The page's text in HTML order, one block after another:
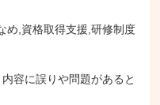
め,資格取得支援,研修制度
容に誤りや問題があると